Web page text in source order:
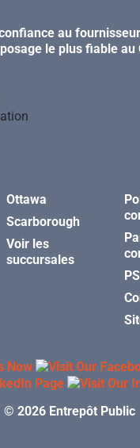
au
le plus fiable au
Ottawa
Scarborough
Voir les
succursales
© 2026 Entrepôt Public